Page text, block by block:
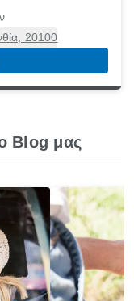
20100
Blog μας